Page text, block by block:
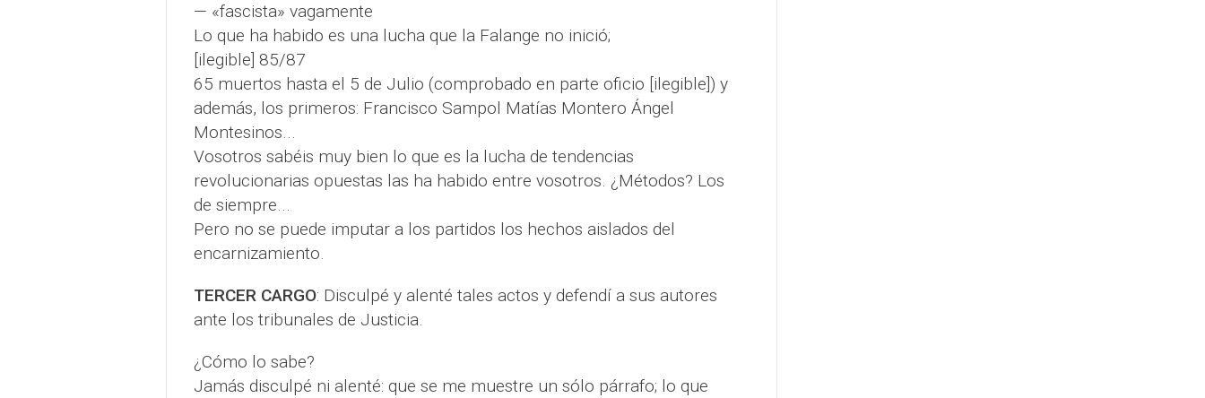
— «fascista» vagamente
Lo que ha habido es una lucha que la Falange no inició;
[ilegible] 85/87
65 muertos hasta el 5 de Julio (comprobado en parte oficio [ilegible]) y
además, los primeros: Francisco Sampol Matías Montero Ángel
Montesinos...
Vosotros sabéis muy bien lo que es la lucha de tendencias
revolucionarias opuestas las ha habido entre vosotros. ¿Métodos? Los
de siempre...
Pero no se puede imputar a los partidos los hechos aislados del
encarnizamiento.
TERCER CARGO: Disculpé y alenté tales actos y defendí a sus autores
ante los tribunales de Justicia.
¿Cómo lo sabe?
Jamás disculpé ni alenté: que se me muestre un sólo párrafo; lo que